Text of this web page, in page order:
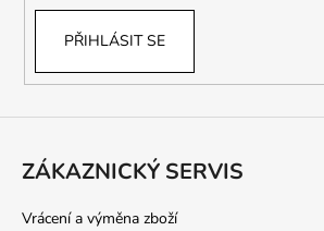
PŘIHLÁSIT SE
ZÁKAZNICKÝ SERVIS
Vrácení a výměna zboží